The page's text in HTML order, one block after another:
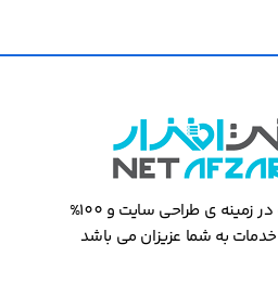
نت افزار با سابقه ای 25 ساله در زمینه ی طراحی سایت و 100%
خدمات به شما عزیزان می باشد